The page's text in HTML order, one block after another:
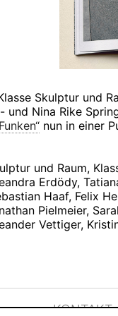
Skulptur und
Nina Rike
nun in einer
und Raum,
Erdödy,
Haaf, Felix
Pielmeier,
Vettiger,
KONTAKT